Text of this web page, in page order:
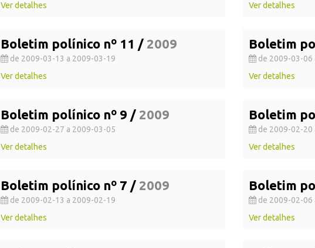
Ver detalhes
Ver detalhes
Boletim polínico nº 11 / 2009
de 2009-03-13 a 2009-03-19
Ver detalhes
Boletim
de 2009-03-06
Ver detalhes
Boletim polínico nº 9 / 2009
de 2009-02-27 a 2009-03-05
Ver detalhes
Boletim
de 2009-02-20
Ver detalhes
Boletim polínico nº 7 / 2009
de 2009-02-13 a 2009-02-19
Ver detalhes
Boletim
de 2009-02-06
Ver detalhes